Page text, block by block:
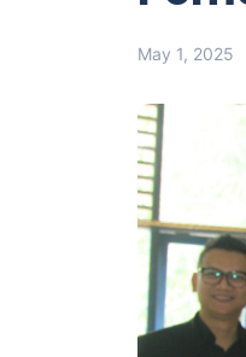
May 1, 2025